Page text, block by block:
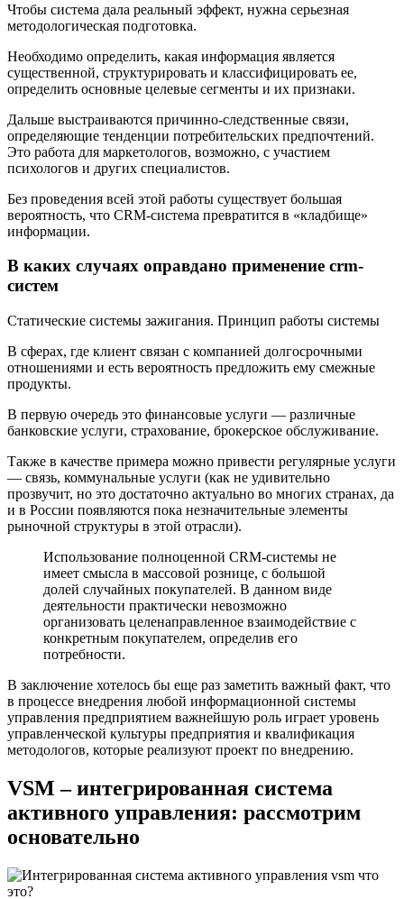
Чтобы система дала реальный эффект, нужна серьезная
методологическая подготовка.
Необходимо определить, какая информация является
существенной, структурировать и классифицировать ее,
определить основные целевые сегменты и их признаки.
Дальше выстраиваются причинно-следственные связи,
определяющие тенденции потребительских предпочтений.
Это работа для маркетологов, возможно, с участием
психологов и других специалистов.
Без проведения всей этой работы существует большая
вероятность, что CRM-система превратится в «кладбище»
информации.
В каких случаях оправдано применение crm-
систем
Статические системы зажигания. Принцип работы системы
В сферах, где клиент связан с компанией долгосрочными
отношениями и есть вероятность предложить ему смежные
продукты.
В первую очередь это финансовые услуги — различные
банковские услуги, страхование, брокерское обслуживание.
Также в качестве примера можно привести регулярные услуги
— связь, коммунальные услуги (как не удивительно
прозвучит, но это достаточно актуально во многих странах, да
и в России появляются пока незначительные элементы
рыночной структуры в этой отрасли).
Использование полноценной CRM-системы не
имеет смысла в массовой рознице, с большой
долей случайных покупателей. В данном виде
деятельности практически невозможно
организовать целенаправленное взаимодействие с
конкретным покупателем, определив его
потребности.
В заключение хотелось бы еще раз заметить важный факт, что
в процессе внедрения любой информационной системы
управления предприятием важнейшую роль играет уровень
управленческой культуры предприятия и квалификация
методологов, которые реализуют проект по внедрению.
VSM – интегрированная система
активного управления: рассмотрим
основательно